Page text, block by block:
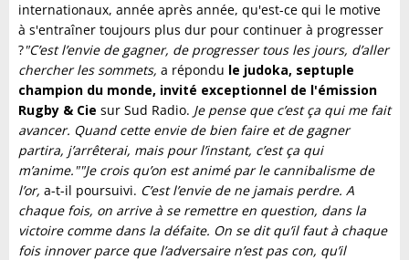
internationaux, année après année, qu'est-ce qui le motive
à s'entraîner toujours plus dur pour continuer à progresser
?"C’est l’envie de gagner, de progresser tous les jours, d’aller
chercher les sommets, a répondu le judoka, septuple
champion du monde, invité exceptionnel de l'émission
Rugby & Cie sur Sud Radio. Je pense que c’est ça qui me fait
avancer. Quand cette envie de bien faire et de gagner
partira, j’arrêterai, mais pour l’instant, c’est ça qui
m’anime.""Je crois qu’on est animé par le cannibalisme de
l’or, a-t-il poursuivi. C’est l’envie de ne jamais perdre. A
chaque fois, on arrive à se remettre en question, dans la
victoire comme dans la défaite. On se dit qu’il faut à chaque
fois innover parce que l’adversaire n’est pas con, qu’il